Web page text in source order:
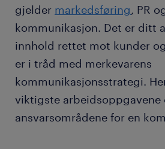
gjelder markedsføring, PR
kommunikasjon. Det er ditt
innhold rettet mot kunder
er i tråd med merkevarens
kommunikasjonsstrategi.
viktigste arbeidsoppgavene
ansvarsområdene for en